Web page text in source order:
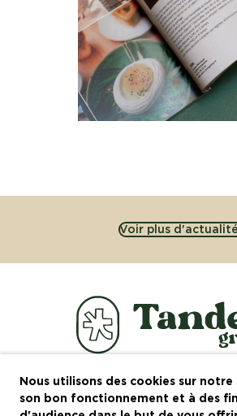
Voir plus
Le groupe
Nous utilisons des cookies sur
son bon fonctionnement et à des